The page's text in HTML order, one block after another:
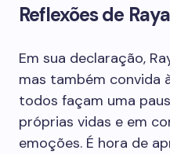
Reflexões de
Em sua declaração,
mas também convida
todos façam uma
próprias vidas e em
emoções. É hora de